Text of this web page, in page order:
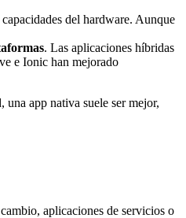
del hardware. Aunque
. Las aplicaciones híbridas
e Ionic han mejorado
una app nativa suele ser mejor,
aplicaciones de servicios o